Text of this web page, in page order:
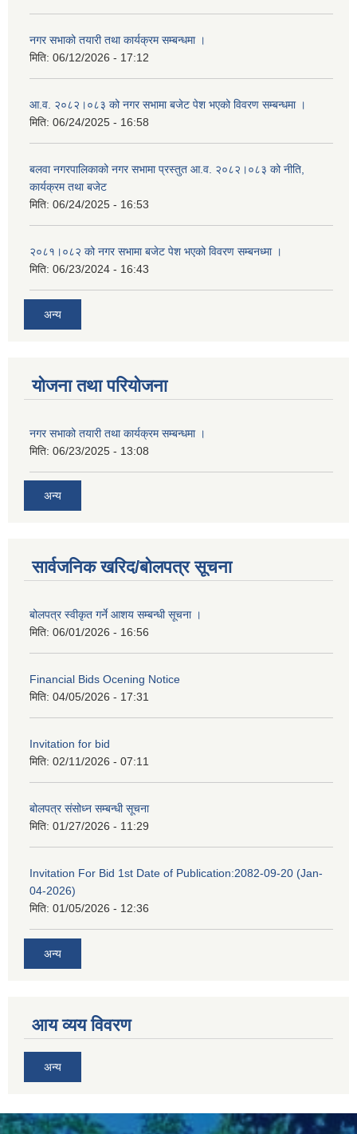
नगर सभाको तयारी तथा कार्यक्रम सम्बन्धमा ।
मिति: 06/12/2026 - 17:12
आ.व. २०८२।०८३ को नगर सभामा बजेट पेश भएको विवरण सम्बन्धमा ।
मिति: 06/24/2025 - 16:58
बलवा नगरपालिकाको नगर सभामा प्रस्तुत आ.व. २०८२।०८३ को नीति,
कार्यक्रम तथा बजेट
मिति: 06/24/2025 - 16:53
२०८१।०८२ को नगर सभामा बजेट पेश भएको विवरण सम्बनध्मा ।
मिति: 06/23/2024 - 16:43
अन्य
योजना तथा परियोजना
नगर सभाको तयारी तथा कार्यक्रम सम्बन्धमा ।
मिति: 06/23/2025 - 13:08
अन्य
सार्वजनिक खरिद/बोलपत्र सूचना
बोलपत्र स्वीकृत गर्ने आशय सम्बन्धी सूचना ।
मिति: 06/01/2026 - 16:56
Financial Bids Ocening Notice
मिति: 04/05/2026 - 17:31
Invitation for bid
मिति: 02/11/2026 - 07:11
बोलपत्र संसोध्न सम्बन्धी सूचना
मिति: 01/27/2026 - 11:29
Invitation For Bid 1st Date of Publication:2082-09-20 (Jan-
04-2026)
मिति: 01/05/2026 - 12:36
अन्य
आय व्यय विवरण
अन्य